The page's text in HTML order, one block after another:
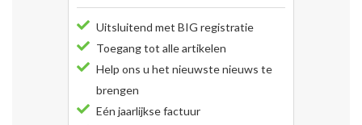
Uitsluitend met BIG registratie
Toegang tot alle artikelen
Help ons u het nieuwste nieuws te
brengen
Eén jaarlijkse factuur